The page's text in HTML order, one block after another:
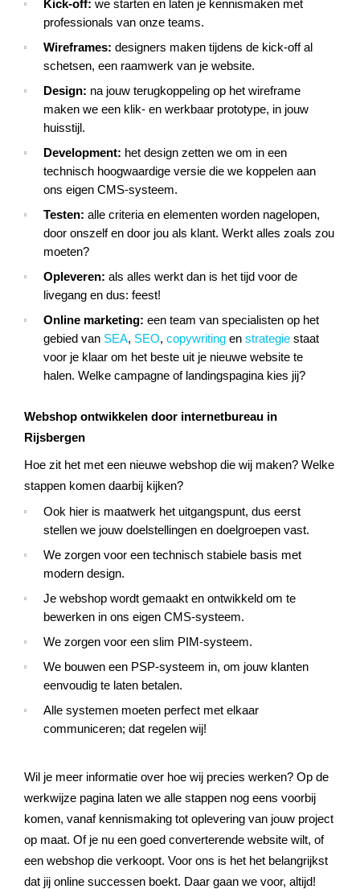
Kick-off: we starten en laten je kennismaken met
professionals van onze teams.
Wireframes: designers maken tijdens de kick-off al
schetsen, een raamwerk van je website.
Design: na jouw terugkoppeling op het wireframe
maken we een klik- en werkbaar prototype, in jouw
huisstijl.
Development: het design zetten we om in een
technisch hoogwaardige versie die we koppelen aan
ons eigen CMS-systeem.
Testen: alle criteria en elementen worden nagelopen,
door onszelf en door jou als klant. Werkt alles zoals zou
moeten?
Opleveren: als alles werkt dan is het tijd voor de
livegang en dus: feest!
Online marketing: een team van specialisten op het
gebied van SEA, SEO, copywriting en strategie staat
voor je klaar om het beste uit je nieuwe website te
halen. Welke campagne of landingspagina kies jij?
Webshop ontwikkelen door internetbureau in
Rijsbergen
Hoe zit het met een nieuwe webshop die wij maken? Welke
stappen komen daarbij kijken?
Ook hier is maatwerk het uitgangspunt, dus eerst
stellen we jouw doelstellingen en doelgroepen vast.
We zorgen voor een technisch stabiele basis met
modern design.
Je webshop wordt gemaakt en ontwikkeld om te
bewerken in ons eigen CMS-systeem.
We zorgen voor een slim PIM-systeem.
We bouwen een PSP-systeem in, om jouw klanten
eenvoudig te laten betalen.
Alle systemen moeten perfect met elkaar
communiceren; dat regelen wij!
Wil je meer informatie over hoe wij precies werken? Op de
werkwijze pagina laten we alle stappen nog eens voorbij
komen, vanaf kennismaking tot oplevering van jouw project
op maat. Of je nu een goed converterende website wilt, of
een webshop die verkoopt. Voor ons is het het belangrijkst
dat jij online successen boekt. Daar gaan we voor, altijd!